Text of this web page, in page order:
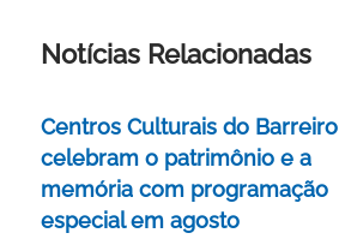
Notícias Relacionadas
Centros Culturais do Barreiro
celebram o patrimônio e a
memória com programação
especial em agosto